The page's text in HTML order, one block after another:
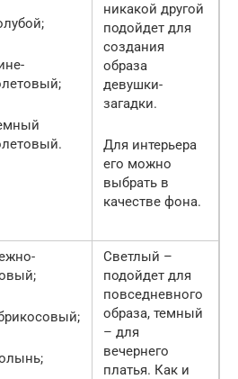
никакой другой
подойдет для
создания
образа
девушки-
загадки.
Для интерьера
его можно
выбрать в
качестве фона.
Светлый –
подойдет для
повседневного
образа, темный
– для
вечернего
платья. Как и